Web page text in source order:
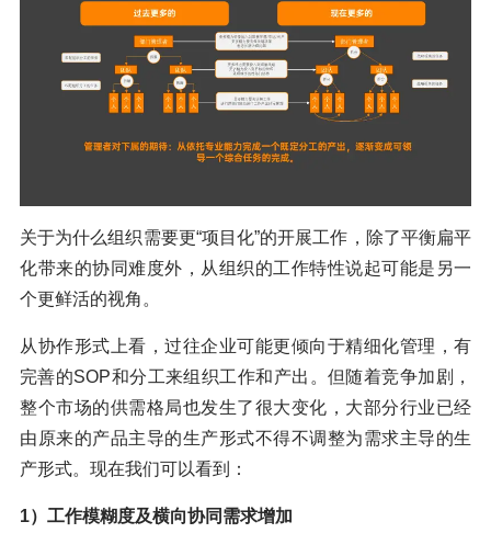
关于为什么组织需要更“项目化”的开展工作，除了平衡扁平
化带来的协同难度外，从组织的工作特性说起可能是另一
个更鲜活的视角。
从协作形式上看，过往企业可能更倾向于精细化管理，有
完善的SOP和分工来组织工作和产出。但随着竞争加剧，
整个市场的供需格局也发生了很大变化，大部分行业已经
由原来的产品主导的生产形式不得不调整为需求主导的生
产形式。现在我们可以看到：
1）工作模糊度及横向协同需求增加